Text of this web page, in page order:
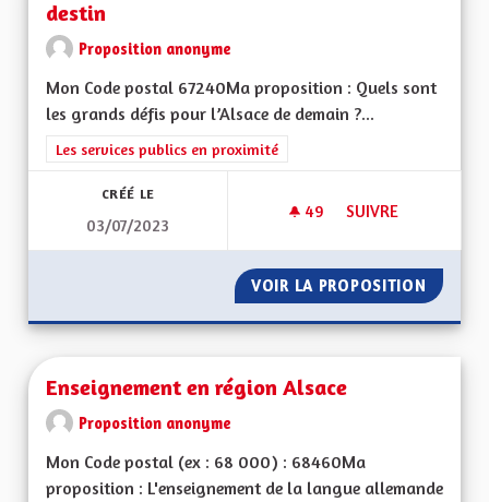
destin
Proposition anonyme
Mon Code postal 67240Ma proposition : Quels sont
les grands défis pour l’Alsace de demain ?...
Filtrer les résultats de la catégorie : Les services publics en
Les services publics en proximité
CRÉÉ LE
03/07/2023
49 49 ABONNÉS
SUIVRE
VOIR LA PROPOSITION POUR
Enseignement en région Alsace
Proposition anonyme
Mon Code postal (ex : 68 000) : 68460Ma
proposition : L'enseignement de la langue allemande